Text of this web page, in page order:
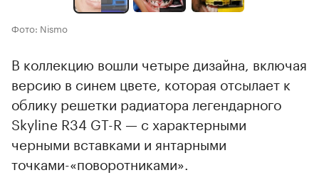
Фото: Nismo
В коллекцию вошли четыре дизайна, включая
версию в синем цвете, которая отсылает к
облику решетки радиатора легендарного
Skyline R34 GT-R — с характерными
черными вставками и янтарными
точками-«поворотниками».